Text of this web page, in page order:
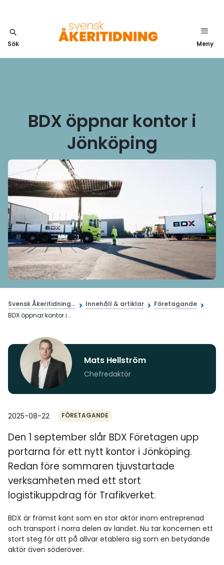
Sök Meny
BDX öppnar kontor i
Jönköping
Svensk Åkeritidning... Innehåll & artiklar
Företagande
BDX öppnar kontor i...
Mats Hellström
Chefredaktör
2025-08-22 FÖRETAGANDE
Den 1 september slår BDX Företagen upp
portarna för ett nytt kontor i Jönköping.
Redan före sommaren tjuvstartade
verksamheten med ett stort
logistikuppdrag för Trafikverket.
BDX är främst känt som en stor aktör inom entreprenad
och transport i norra delen av landet. Nu tar koncernen ett
stort steg för att på allvar etablera sig som en betydande
aktör även söderöver.